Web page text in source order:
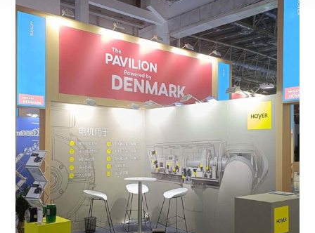
for sociale medier, annonceringspartnere og
analysepartnere. Vores partnere kan kombinere disse
data med andre oplysninger, du har givet dem, eller som
de har indsamlet fra din brug af deres tjenester.